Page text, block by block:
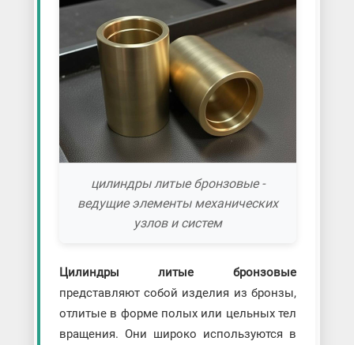
цилиндры литые бронзовые -
ведущие элементы механических
узлов и систем
Цилиндры литые бронзовые
представляют собой изделия из бронзы,
отлитые в форме полых или цельных тел
вращения. Они широко используются в